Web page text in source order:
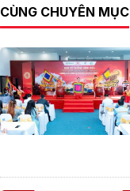
CÙNG CHUYÊN MỤC